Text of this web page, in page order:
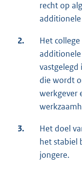
recht op
2.
Het
die wordt
werkgever
3.
Het doel
het stabiel
jongere.